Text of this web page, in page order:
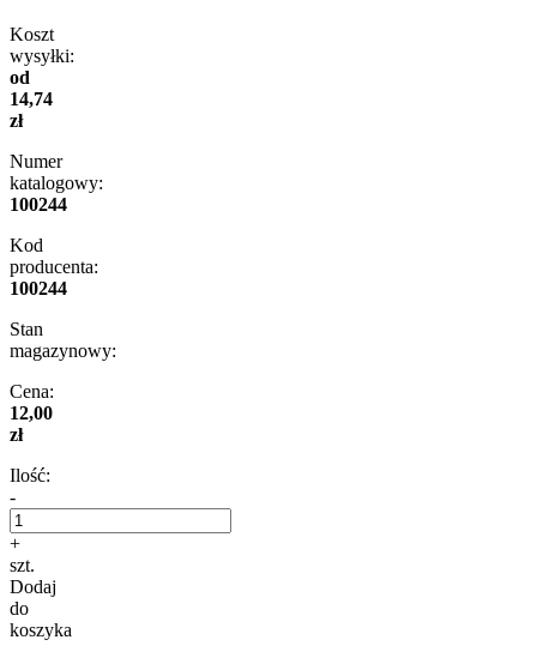
Koszt
wysyłki:
od
14,74
zł
Numer
katalogowy:
100244
Kod
producenta:
100244
Stan
magazynowy:
Cena:
12,00
zł
Ilość:
-
+
szt.
Dodaj
do
koszyka